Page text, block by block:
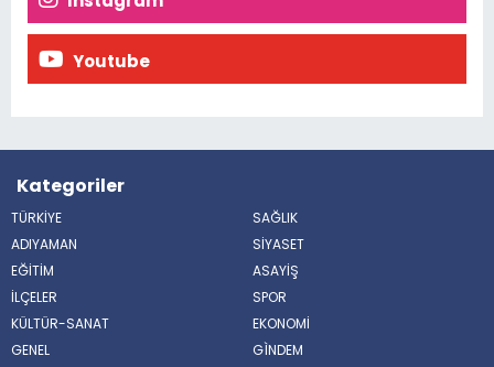
Youtube
Kategoriler
TÜRKİYE
SAĞLIK
ADIYAMAN
SİYASET
EĞİTİM
ASAYİŞ
İLÇELER
SPOR
KÜLTÜR-SANAT
EKONOMİ
GENEL
GÌNDEM